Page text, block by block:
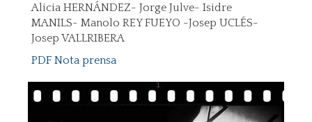
Alicia HERNÁNDEZ- Jorge Julve- Isidre
MANILS- Manolo REY FUEYO -Josep UCLÉS-
Josep VALLRIBERA
PDF Nota prensa